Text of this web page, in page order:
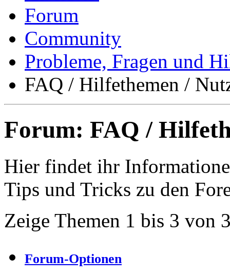
Forum
Community
Probleme, Fragen und
FAQ / Hilfethemen /
Forum: FAQ /
Hier findet ihr
Tips und Tricks zu den
Zeige Themen 1 bis 3 von
Forum-Optionen